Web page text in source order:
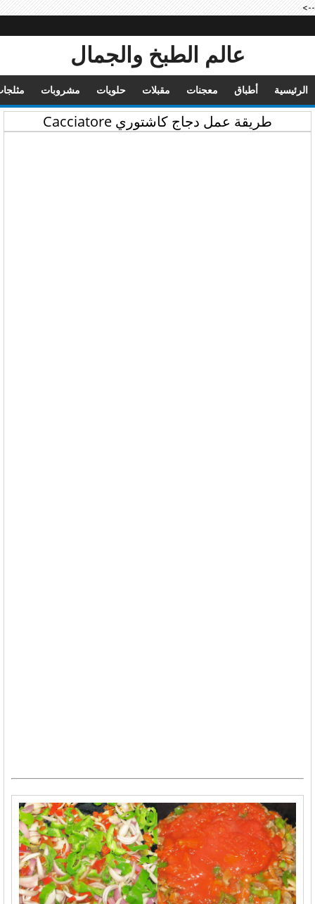
-->
عالم الطبخ والجمال
الرئيسية أطباق معجنات مقبلات حلويات مشروبات
طريقة عمل دجاج كاشتوري Cacciatore